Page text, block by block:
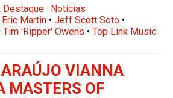
Destaque · Notícias
Eric Martin •Jeff Scott Soto •
Tim 'Ripper' Owens •Top Link Music
VIANNA
MASTERS OF